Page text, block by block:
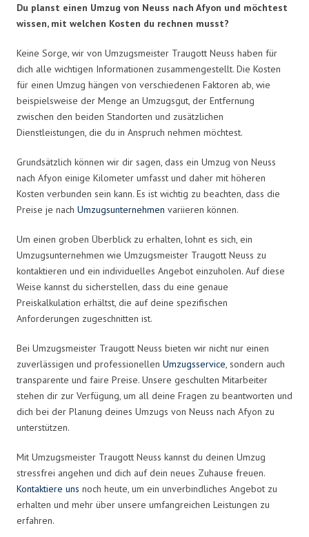
Du planst einen Umzug von Neuss nach Afyon und möchtest
wissen, mit welchen Kosten du rechnen musst?
Keine Sorge, wir von Umzugsmeister Traugott Neuss haben für
dich alle wichtigen Informationen zusammengestellt. Die Kosten
für einen Umzug hängen von verschiedenen Faktoren ab, wie
beispielsweise der Menge an Umzugsgut, der Entfernung
zwischen den beiden Standorten und zusätzlichen
Dienstleistungen, die du in Anspruch nehmen möchtest.
Grundsätzlich können wir dir sagen, dass ein Umzug von Neuss
nach Afyon einige Kilometer umfasst und daher mit höheren
Kosten verbunden sein kann. Es ist wichtig zu beachten, dass die
Preise je nach Umzugsunternehmen variieren können.
Um einen groben Überblick zu erhalten, lohnt es sich, ein
Umzugsunternehmen wie Umzugsmeister Traugott Neuss zu
kontaktieren und ein individuelles Angebot einzuholen. Auf diese
Weise kannst du sicherstellen, dass du eine genaue
Preiskalkulation erhältst, die auf deine spezifischen
Anforderungen zugeschnitten ist.
Bei Umzugsmeister Traugott Neuss bieten wir nicht nur einen
zuverlässigen und professionellen Umzugsservice, sondern auch
transparente und faire Preise. Unsere geschulten Mitarbeiter
stehen dir zur Verfügung, um all deine Fragen zu beantworten und
dich bei der Planung deines Umzugs von Neuss nach Afyon zu
unterstützen.
Mit Umzugsmeister Traugott Neuss kannst du deinen Umzug
stressfrei angehen und dich auf dein neues Zuhause freuen.
Kontaktiere uns noch heute, um ein unverbindliches Angebot zu
erhalten und mehr über unsere umfangreichen Leistungen zu
erfahren.